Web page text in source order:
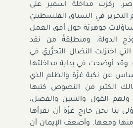
ركّزت مداخلة اسمير على
التحرير في السياق الفلسطينيّ
جوهريّة حول أفق العمل
الدولة، ومنطلِقةً من نقد
التي اختزلت النضال التحرُّريّ في
وقد أوضحت في بداية مداخلتها
عن نكبة غزّة والظلم الذي
الكثير من النصوص كتبها
القول والتبيين والفصل،
بنا نحن خارج غزّة أن نقرأها
ومعها. وأضعف الإيمان أن